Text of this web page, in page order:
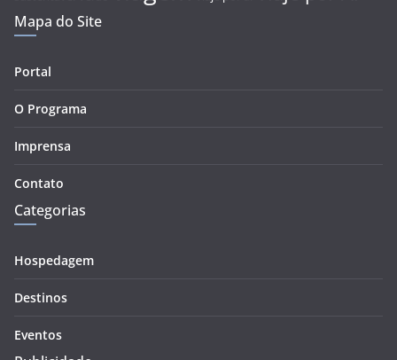
Mapa do Site
Portal
O Programa
Imprensa
Contato
Categorias
Hospedagem
Destinos
Eventos